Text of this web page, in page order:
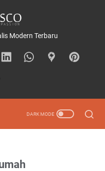
Modern Terbaru